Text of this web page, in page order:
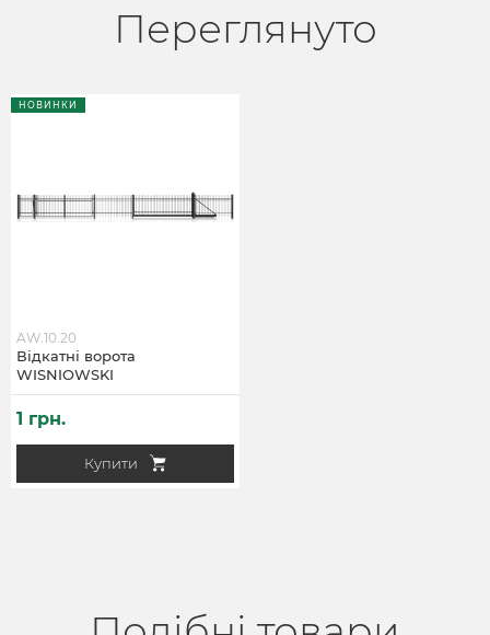
Переглянуто
НОВИНКИ
Відкатні ворота
WISNIOWSKI
AW.10.20
Купити
1 грн.